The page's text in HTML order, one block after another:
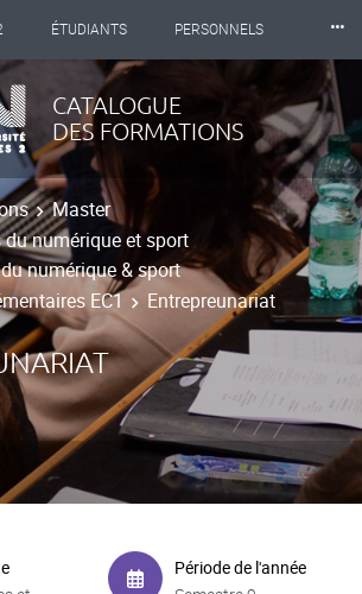
ÉTUDIANTS PERSONNELS
PROFESSIONNELS BIBLIOTHÈQUES
2
⸱⸱⸱
CATALOGUE
DES FORMATIONS
Master
numérique et sport
numérique & sport
EC1
Entrepreunariat
Période de l'année